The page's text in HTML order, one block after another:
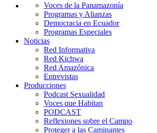
Voces de la Panamazonía
Programas y Alianzas
Democracia en Ecuador
Programas Especiales
Noticias
Red Informativa
Red Kichwa
Red Amazónica
Entrevistas
Producciones
Podcast Sexualidad
Voces que Habitan
PODCAST
Reflexiones sobre el Campo
Proteger a las Caminantes